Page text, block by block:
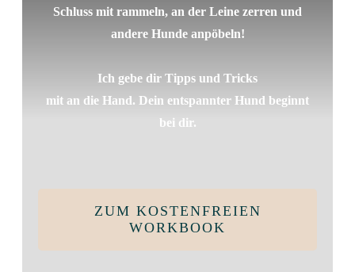
Schluss mit rammeln, an der Leine zerren und
andere Hunde anpöbeln!
Ich gebe dir Tipps und Tricks
mit an die Hand. Dein entspannter Hund beginnt
bei dir.
ZUM KOSTENFREIEN
WORKBOOK